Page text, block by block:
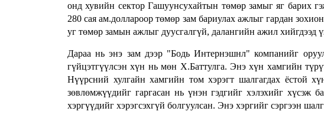
онд хувийн сектор Гашуунсухайтын төмөр замыг яг барих
280 сая ам.доллароор төмөр зам бариулах ажлыг гардан
уг төмөр замын ажлыг дуусгалгүй, далангийн ажил хийгдээд
Дараа нь энэ зам дээр "Бодь Интернэшнл" компанийг
гүйцэтгүүлсэн хүн нь мөн Х.Баттулга. Энэ хүн хамгийн
Нүүрсний хулгайн хамгийн том хэрэгт шалгагдах ёстой
зөвлөмжүүдийг гаргасан нь үнэн гэдгийг хэлэхийг
хэргүүдийг хэрэгсэхгүй болгуулсан. Энэ хэргийг сэргээн